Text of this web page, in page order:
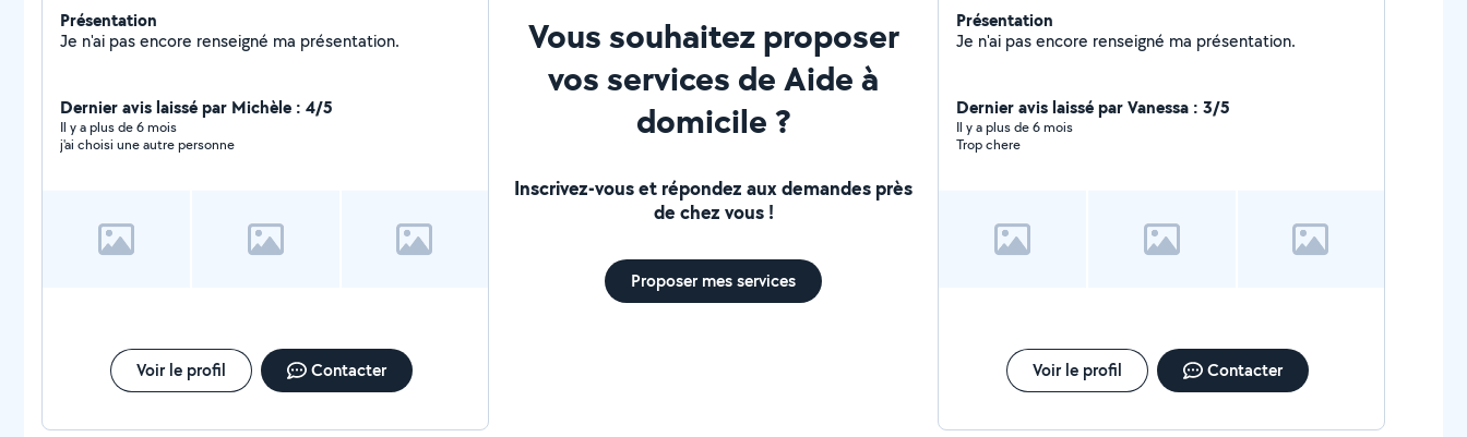
Présentation
Je n'ai pas encore renseigné ma présentation.
Dernier avis laissé par Michèle : 4/5
Il y a plus de 6 mois
j'ai choisi une autre personne
Voir le profil Contacter
Vous souhaitez proposer
vos services de Aide à
domicile ?
Inscrivez-vous et répondez aux demandes près
de chez vous !
Proposer mes services
Présentation
Je n'ai pas encore renseigné ma présentation.
Dernier avis laissé par Vanessa : 3/5
Il y a plus de 6 mois
Trop chere
Voir le profil Contacter